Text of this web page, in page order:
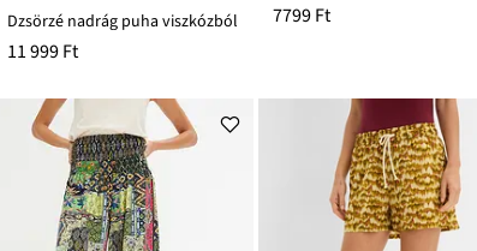
Dzsörzé nadrág puha viszkózból
11 999 Ft
7799 Ft